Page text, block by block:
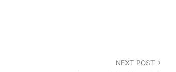
NEXT POST